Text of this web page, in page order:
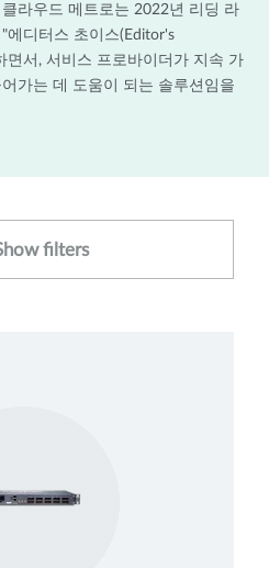
라우드 메트로는 2022년 리딩 라
에디터스 초이스(Editor's
면서, 서비스 프로바이더가 지속 가
가는 데 도움이 되는 솔루션임을
filters